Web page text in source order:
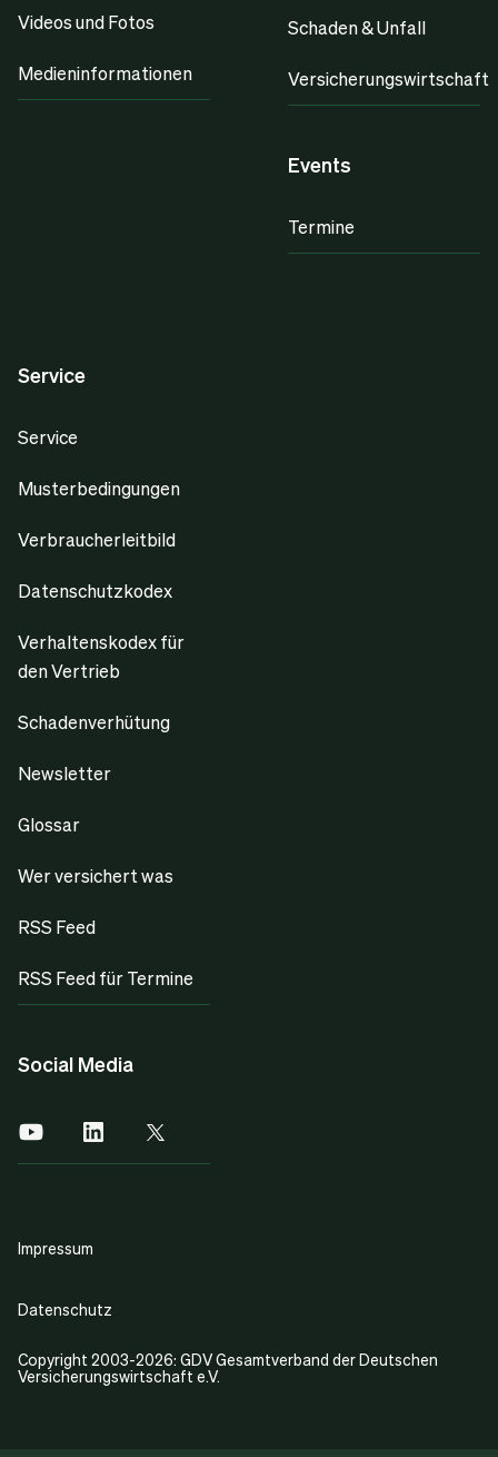
Videos und Fotos
Medieninformationen
Schaden & Unfall
Versicherungswirtschaft
Events
Termine
Service
Service
Musterbedingungen
Verbraucherleitbild
Datenschutzkodex
Verhaltenskodex für
den Vertrieb
Schadenverhütung
Newsletter
Glossar
Wer versichert was
RSS Feed
RSS Feed für Termine
Social Media
Copyright 2003-2026: GDV Gesamtverband der Deutschen
Versicherungswirtschaft e.V.
Impressum
Datenschutz